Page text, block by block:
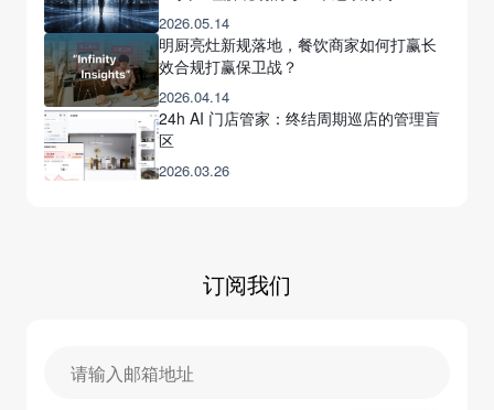
2026.05.14
明厨亮灶新规落地，餐饮商家如何打赢长
效合规打赢保卫战？
2026.04.14
24h AI 门店管家：终结周期巡店的管理盲
区
2026.03.26
订阅我们